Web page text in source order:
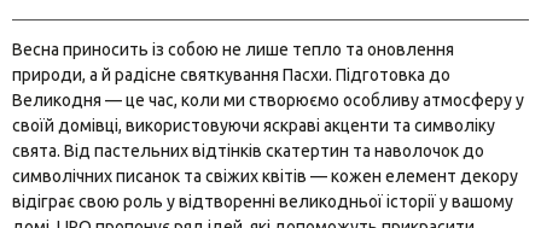
Тортівниці
Коробка для чаю
Дошки для нарізання та подачі
Хлібниці
Марміти
Подушки декоративні
Штучні квіти
Натуральний декор
Свічки
Дзвіночки
Таці, підставки
Весна приносить із собою не лише тепло та оновлення
природи, а й радісне святкування Пасхи. Підготовка до
Великодня — це час, коли ми створюємо особливу атмосферу у
своїй домівці, використовуючи яскраві акценти та символіку
свята. Від пастельних відтінків скатертин та наволочок до
символічних писанок та свіжих квітів — кожен елемент декору
відіграє свою роль у відтворенні великодньої історії у вашому